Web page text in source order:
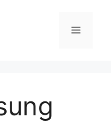
Menu